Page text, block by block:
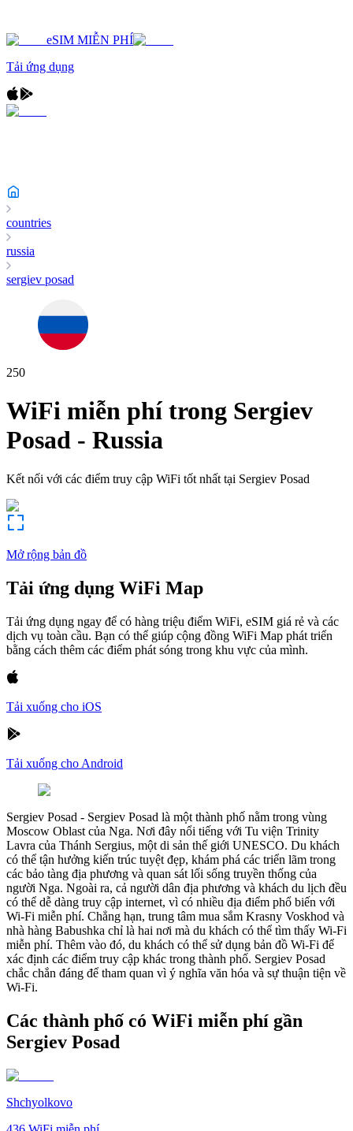
eSIM MIỄN PHÍ
Tải ứng dụng
countries
russia
sergiev posad
250
WiFi miễn phí trong Sergiev
Posad - Russia
Kết nối với các điểm truy cập WiFi tốt nhất tại Sergiev Posad
Mở rộng bản đồ
Tải ứng dụng WiFi Map
Tải ứng dụng ngay để có hàng triệu điểm WiFi, eSIM giá rẻ và các
dịch vụ toàn cầu. Bạn có thể giúp cộng đồng WiFi Map phát triển
bằng cách thêm các điểm phát sóng trong khu vực của mình.
Tải xuống cho iOS
Tải xuống cho Android
Sergiev Posad - Sergiev Posad là một thành phố nằm trong vùng
Moscow Oblast của Nga. Nơi đây nổi tiếng với Tu viện Trinity
Lavra của Thánh Sergius, một di sản thế giới UNESCO. Du khách
có thể tận hưởng kiến trúc tuyệt đẹp, khám phá các triển lãm trong
các bảo tàng địa phương và quan sát lối sống truyền thống của
người Nga. Ngoài ra, cả người dân địa phương và khách du lịch đều
có thể dễ dàng truy cập internet, vì có nhiều địa điểm phổ biến với
Wi-Fi miễn phí. Chẳng hạn, trung tâm mua sắm Krasny Voskhod và
nhà hàng Babushka chỉ là hai nơi mà du khách có thể tìm thấy Wi-Fi
miễn phí. Thêm vào đó, du khách có thể sử dụng bản đồ Wi-Fi để
xác định các điểm truy cập khác trong thành phố. Sergiev Posad
chắc chắn đáng để tham quan vì ý nghĩa văn hóa và sự thuận tiện về
Wi-Fi.
Các thành phố có WiFi miễn phí gần
Sergiev Posad
Shchyolkovo